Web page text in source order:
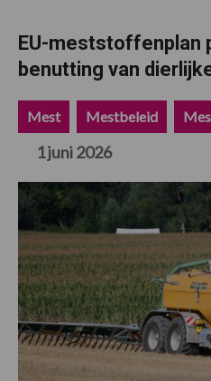
EU-meststoffenplan
benutting van
Mest Mestbeleid
1 juni 2026